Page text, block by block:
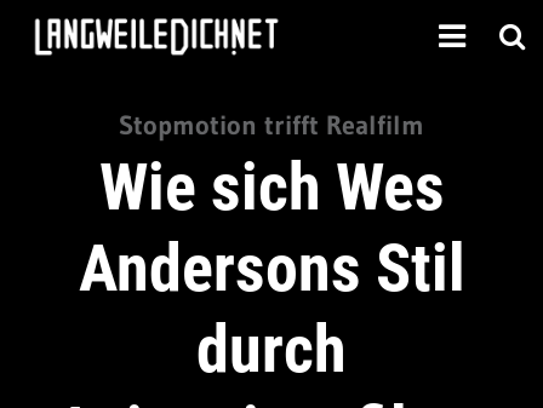
Stopmotion trifft Realfilm
Wie sich Wes
Andersons Stil
durch